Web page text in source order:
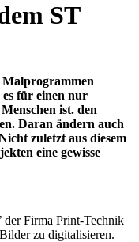
ST
Malprogrammen
es für einen nur
ist. den
Daran ändern auch
zuletzt aus diesem
eine gewisse
der Firma Print-Technik
zu digitalisieren.